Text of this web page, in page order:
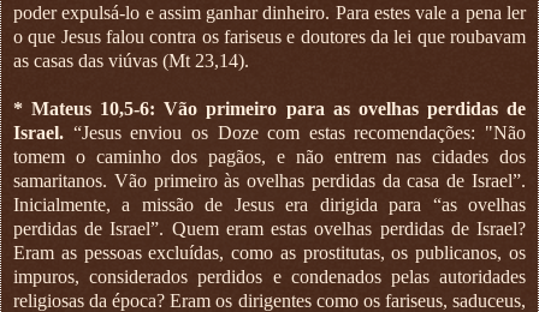
poder expulsá-lo e assim ganhar dinheiro. Para estes vale a pena ler
o que Jesus falou contra os fariseus e doutores da lei que roubavam
as casas das viúvas (Mt 23,14).
* Mateus 10,5-6: Vão primeiro para as ovelhas perdidas de
Israel. “Jesus enviou os Doze com estas recomendações: "Não
tomem o caminho dos pagãos, e não entrem nas cidades dos
samaritanos. Vão primeiro às ovelhas perdidas da casa de Israel”.
Inicialmente, a missão de Jesus era dirigida para “as ovelhas
perdidas de Israel”. Quem eram estas ovelhas perdidas de Israel?
Eram as pessoas excluídas, como as prostitutas, os publicanos, os
impuros, considerados perdidos e condenados pelas autoridades
religiosas da época? Eram os dirigentes como os fariseus, saduceus,